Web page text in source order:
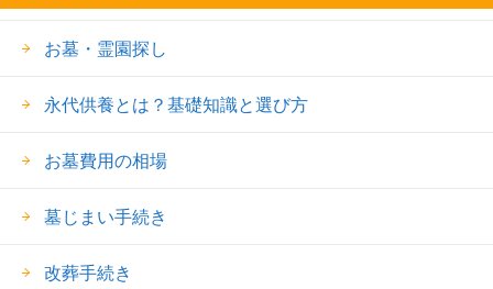
お墓・霊園探し
永代供養とは？基礎知識と選び方
お墓費用の相場
墓じまい手続き
改葬手続き